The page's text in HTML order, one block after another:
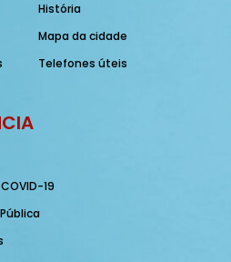
História
Mapa da cidade
Telefones úteis
19